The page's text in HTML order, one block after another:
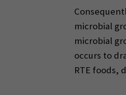
microbial
microbial
occurs to
RTE foods,